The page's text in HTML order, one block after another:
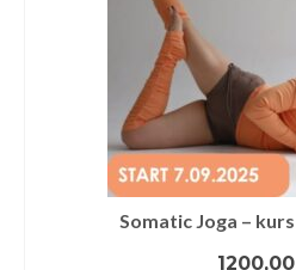
Somatic Joga –
1200,00